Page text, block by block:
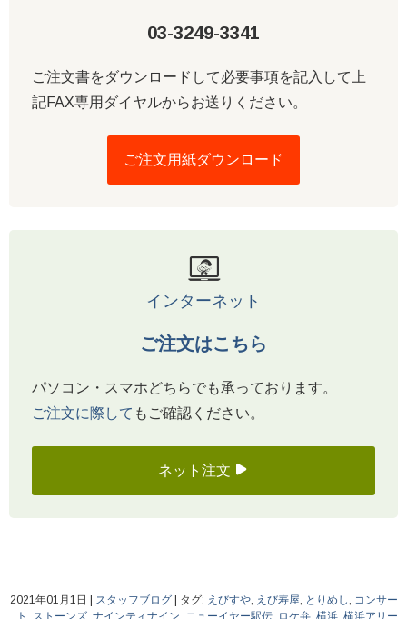
03-3249-3341
ご注文書をダウンロードして必要事項を記入して上
記FAX専用ダイヤルからお送りください。
ご注文用紙ダウンロード
インターネット
ご注文はこちら
パソコン・スマホどちらでも承っております。
ご注文に際して もご確認ください。
ネット注文
2021年01月1日 | スタッフブログ | タグ: えびすや えび寿屋 とりめし
コンサー
ト
ストーンズ ナインティナイン ニューイヤー駅伝 ロケ弁 横浜 横浜アリー